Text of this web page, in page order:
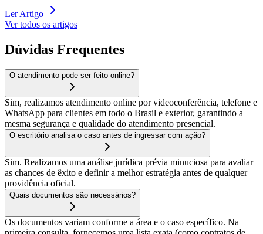
Ler Artigo
Ver todos os artigos
Dúvidas Frequentes
O atendimento pode ser feito online?
Sim, realizamos atendimento online por videoconferência, telefone e
WhatsApp para clientes em todo o Brasil e exterior, garantindo a
mesma segurança e qualidade do atendimento presencial.
O escritório analisa o caso antes de ingressar com ação?
Sim. Realizamos uma análise jurídica prévia minuciosa para avaliar
as chances de êxito e definir a melhor estratégia antes de qualquer
providência oficial.
Quais documentos são necessários?
Os documentos variam conforme a área e o caso específico. Na